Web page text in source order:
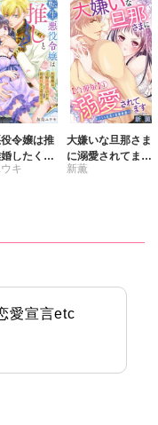
令嬢は推
したくな
様は夫婦
キ
大嫌いな旦那さま
に溺愛されてます
～ドSな社長と政
新薫
愛宣言etc